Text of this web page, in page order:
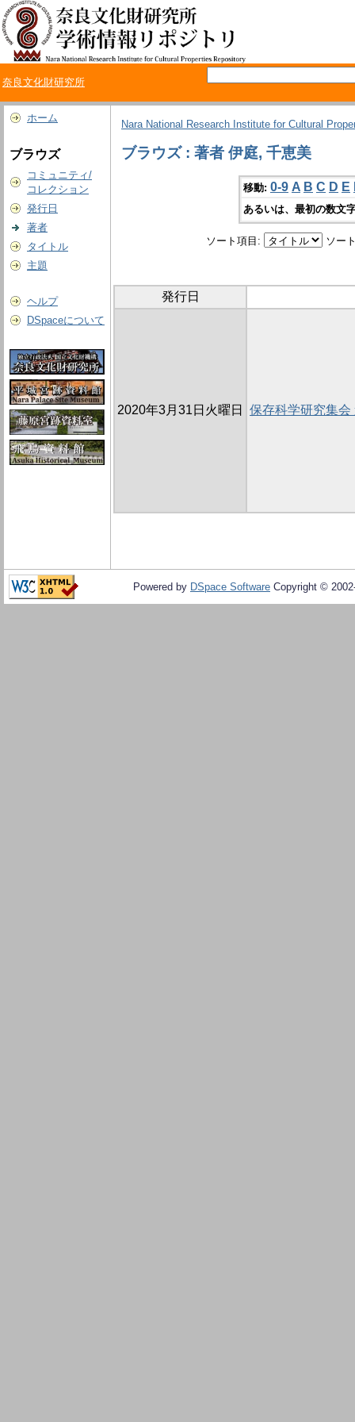
奈良文化財研究所
ホーム
ブラウズ
コミュニティ/
コレクション
発行日
著者
タイトル
主題
ヘルプ
DSpaceについて
Nara National Research Institute for Cultural
ブラウズ : 著者 伊庭, 千恵美
移動: 0-9 A B C D E
あるいは、最初の数文
ソート項目: ソー
発行日
2020年3月31日火曜日 保存科学研究集
Powered by DSpace Software Copyright ©